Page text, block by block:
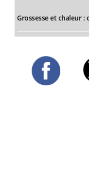
Grossesse et chaleur :